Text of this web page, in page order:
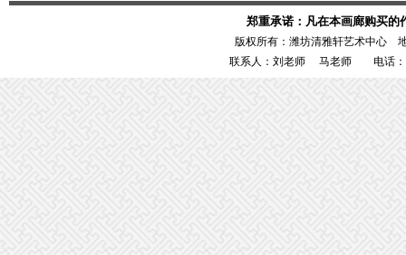
郑重承诺：凡在本画廊购买的
版权所有：潍坊清雅轩艺术中心
联系人：刘老师 马老师 电话